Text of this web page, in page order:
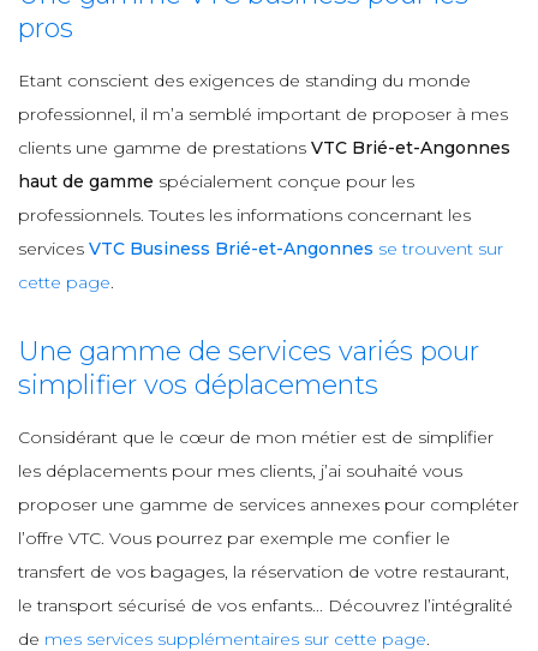
pros
Etant conscient des exigences de standing du monde
professionnel, il m’a semblé important de proposer à mes
clients une gamme de prestations VTC Brié-et-Angonnes
haut de gamme spécialement conçue pour les
professionnels. Toutes les informations concernant les
services VTC Business Brié-et-Angonnes se trouvent sur
cette page.
Une gamme de services variés pour
simplifier vos déplacements
Considérant que le cœur de mon métier est de simplifier
les déplacements pour mes clients, j’ai souhaité vous
proposer une gamme de services annexes pour compléter
l’offre VTC. Vous pourrez par exemple me confier le
transfert de vos bagages, la réservation de votre restaurant,
le transport sécurisé de vos enfants... Découvrez l’intégralité
de mes services supplémentaires sur cette page.